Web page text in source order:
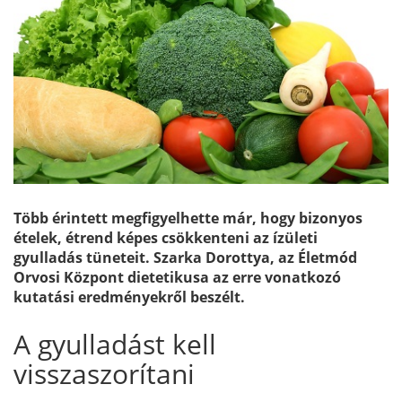
Több érintett megfigyelhette már, hogy bizonyos
ételek, étrend képes csökkenteni az ízületi
gyulladás tüneteit. Szarka Dorottya, az Életmód
Orvosi Központ dietetikusa az erre vonatkozó
kutatási eredményekről beszélt.
A gyulladást kell
visszaszorítani